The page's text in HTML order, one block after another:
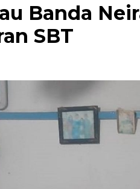
Banda
SBT